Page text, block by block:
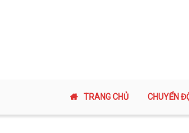
TRANG CHỦ CHUYỂN